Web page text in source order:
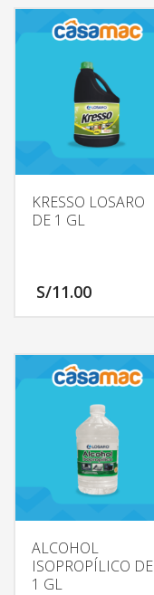
KRESSO LOSARO
DE 1 GL
S/11.00
ALCOHOL
ISOPROPÍLICO DE
1 GL